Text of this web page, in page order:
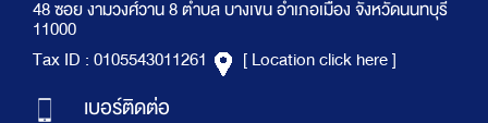
48 ซอย งามวงศ์วาน 8 ตำบล บางเขน อำเภอเมือง จังหวัดนนทบุรี
11000
Tax ID : 0105543011261
[ Location click here ]
เบอร์ติดต่อ